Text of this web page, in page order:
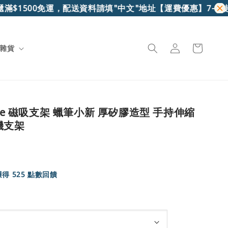
免運，配送資料請填"中文"地址【運費優惠】7-11超取
貨
磁吸支架 蠟筆小新 厚矽膠造型 手持伸縮
支架
得 525 點數回饋